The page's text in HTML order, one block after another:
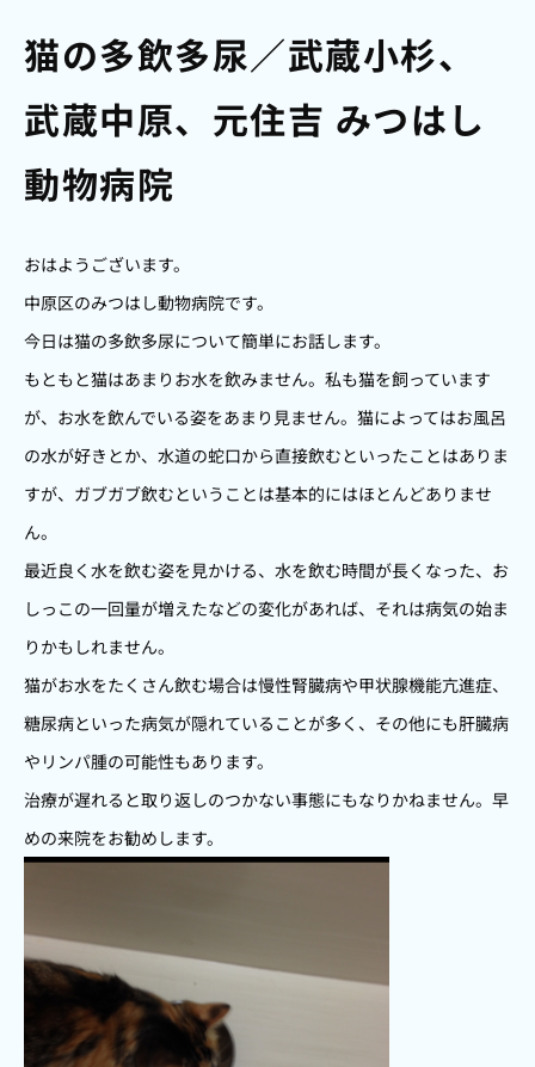
猫の多飲多尿／武蔵小杉、
武蔵中原、元住吉 みつはし
動物病院
おはようございます。
中原区のみつはし動物病院です。
今日は猫の多飲多尿について簡単にお話します。
もともと猫はあまりお水を飲みません。私も猫を飼っています
が、お水を飲んでいる姿をあまり見ません。猫によってはお風呂
の水が好きとか、水道の蛇口から直接飲むといったことはありま
すが、ガブガブ飲むということは基本的にはほとんどありませ
ん。
最近良く水を飲む姿を見かける、水を飲む時間が長くなった、お
しっこの一回量が増えたなどの変化があれば、それは病気の始ま
りかもしれません。
猫がお水をたくさん飲む場合は慢性腎臓病や甲状腺機能亢進症、
糖尿病といった病気が隠れていることが多く、その他にも肝臓病
やリンパ腫の可能性もあります。
治療が遅れると取り返しのつかない事態にもなりかねません。早
めの来院をお勧めします。